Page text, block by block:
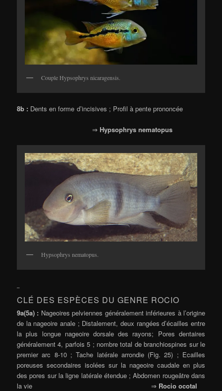
Couple Hypsophrys nicaragensis.
8b : Dents en forme d’incisives ; Profil à pente prononcée
⇒ Hypsophrys nematopus
Hypsophrys nematopus.
–
CLÉ DES ESPÈCES DU GENRE ROCIO
9a(5a) : Nageoires pelviennes généralement inférieures à l’origine
de la nageoire anale ; Distalement, deux rangées d’écailles entre
la plus longue nageoire dorsale des rayons; Pores dentaires
généralement 4, parfois 5 ; nombre total de branchiospines sur le
premier arc 8-10 ; Tache latérale arrondie (Fig. 25) ; Ecailles
poreuses secondaires isolées sur la nageoire caudale en plus
des pores sur la ligne latérale étendue ; Abdomen rougeâtre dans
la vie ⇒ Rocio ocotal